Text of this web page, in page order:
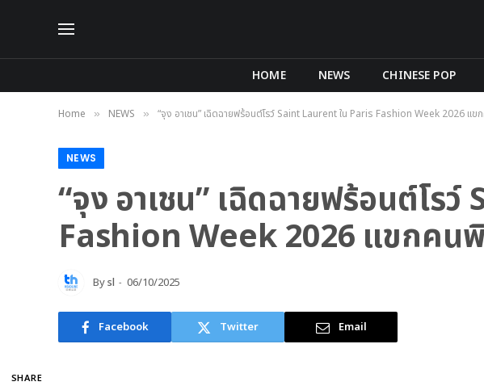
HOME NEWS CHINESE POP
Home » NEWS » “จุง อาเชน” เฉิดฉายฟร้อนต์โรว์ Saint Laurent ใน Paris Fashion Week 2026 แขก
NEWS
“จุง อาเชน” เฉิดฉายฟร้อนต์โร
Fashion Week 2026 แขกคนพิ
Bysl 06/10/2025
Facebook Twitter Email
SHARE